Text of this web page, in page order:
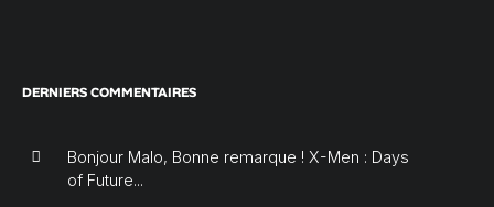
DERNIERS COMMENTAIRES
Bonjour Malo, Bonne remarque ! X-Men : Days
of Future...